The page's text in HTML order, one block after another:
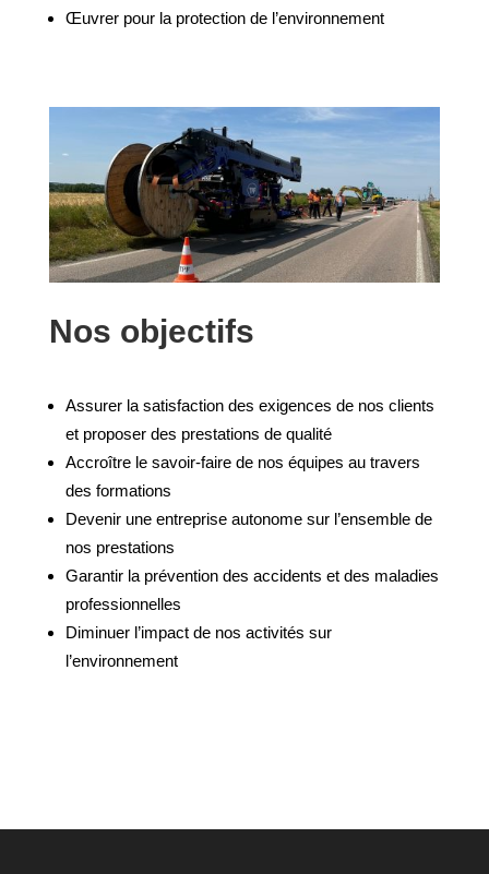
Œuvrer pour la protection de l’environnement
Nos objectifs
Assurer la satisfaction des exigences de nos clients
et proposer des prestations de qualité
Accroître le savoir-faire de nos équipes au travers
des formations
Devenir une entreprise autonome sur l’ensemble de
nos prestations
Garantir la prévention des accidents et des maladies
professionnelles
Diminuer l’impact de nos activités sur
l’environnement